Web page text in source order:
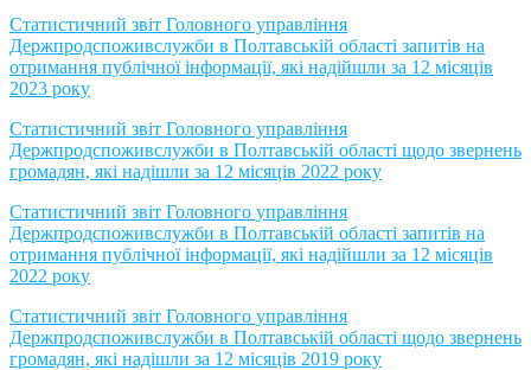
Статистичний звіт Головного управління
Держпродспоживслужби в Полтавській області запитів на
отримання публічної інформації, які надійшли за 12 місяців
2023 року
Статистичний звіт Головного управління
Держпродспоживслужби в Полтавській області щодо звернень
громадян, які надішли за 12 місяців 2022 року
Статистичний звіт Головного управління
Держпродспоживслужби в Полтавській області запитів на
отримання публічної інформації, які надійшли за 12 місяців
2022 року
Статистичний звіт Головного управління
Держпродспоживслужби в Полтавській області щодо звернень
громадян, які надішли за 12 місяців 2019 року